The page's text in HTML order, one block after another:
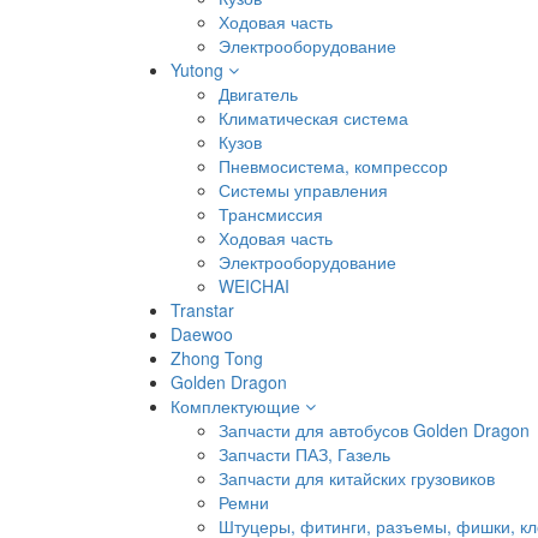
Ходовая часть
Электрооборудование
Yutong
Двигатель
Климатическая система
Кузов
Пневмосистема, компрессор
Системы управления
Трансмиссия
Ходовая часть
Электрооборудование
WEICHAI
Transtar
Daewoo
Zhong Tong
Golden Dragon
Комплектующие
Запчасти для автобусов Golden Dragon
Запчасти ПАЗ, Газель
Запчасти для китайских грузовиков
Ремни
Штуцеры, фитинги, разъемы, фишки,